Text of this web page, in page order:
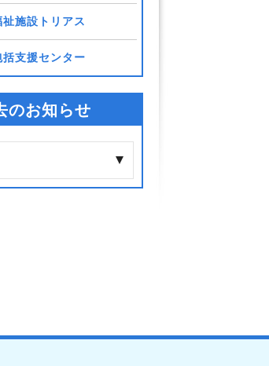
施設トリアス
支援センター
のお知らせ